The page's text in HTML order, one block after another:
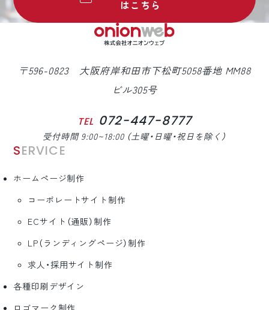
はこちら
〒596-0823 大阪府岸和田市下松町5058番地 MM88
ビル305号
TEL 072-447-8777
受付時間 9:00~18:00 （土曜・日曜・祝日を除く）
SERVICE
ホームページ制作
コーポレートサイト制作
ECサイト（通販）制作
LP（ランディングページ）制作
求人・採用サイト制作
各種印刷デザイン